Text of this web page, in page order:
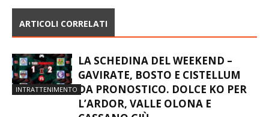
ARTICOLI CORRELATI
INTRATTENIMENTO
LA SCHEDINA DEL WEEKEND –
GAVIRATE, BOSTO E CISTELLUM
DA PRONOSTICO. DOLCE KO PER
L’ARDOR, VALLE OLONA E